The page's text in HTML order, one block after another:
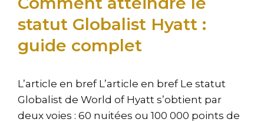
statut Globalist Hyatt :
guide complet
L’article en bref L’article en bref Le statut
Globalist de World of Hyatt s’obtient par
deux voies : 60 nuitées ou 100 000 points de